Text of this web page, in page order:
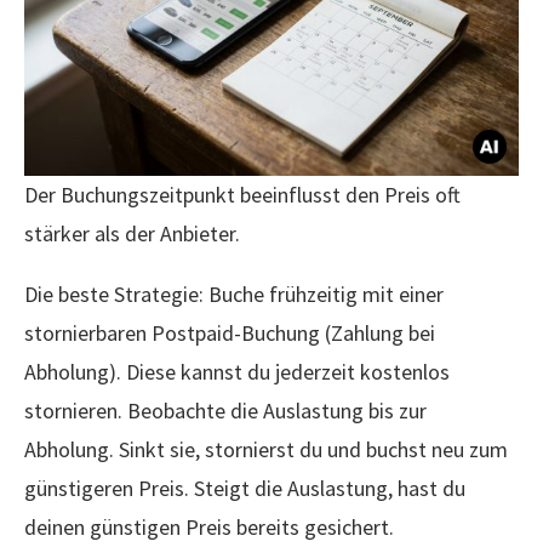
Der Buchungszeitpunkt beeinflusst den Preis oft
stärker als der Anbieter.
Die beste Strategie: Buche frühzeitig mit einer
stornierbaren Postpaid-Buchung (Zahlung bei
Abholung). Diese kannst du jederzeit kostenlos
stornieren. Beobachte die Auslastung bis zur
Abholung. Sinkt sie, stornierst du und buchst neu zum
günstigeren Preis. Steigt die Auslastung, hast du
deinen günstigen Preis bereits gesichert.